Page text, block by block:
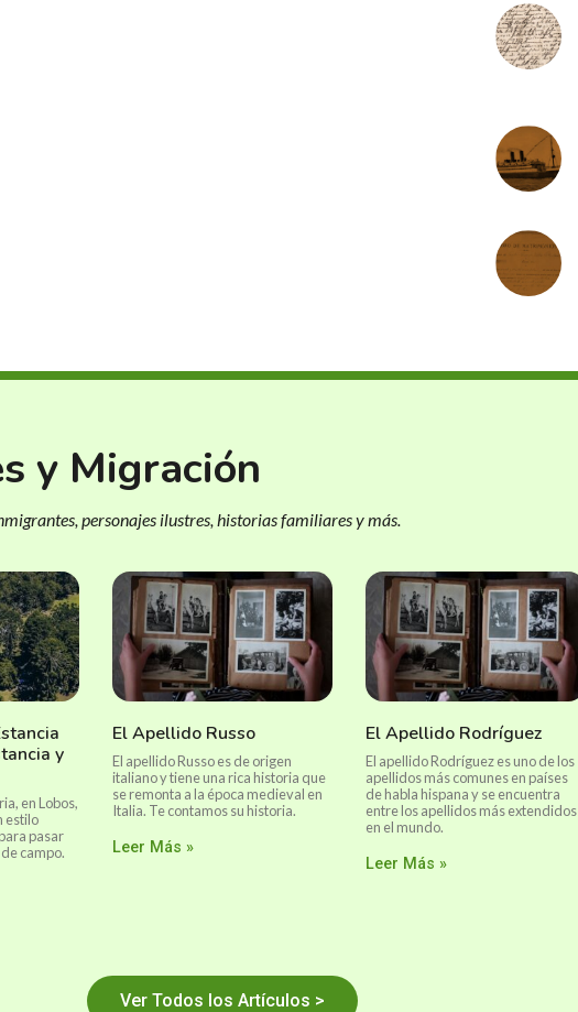
y Migración
personajes ilustres, historias familiares y más.
y
en Lobos,
estilo
pasar
campo.
El Apellido Russo
El apellido Russo es de origen
italiano y tiene una rica historia que
se remonta a la época medieval en
Italia. Te contamos su historia.
Leer Más »
El Apellido Rodríguez
El apellido Rodríguez es uno de los
apellidos más comunes en países
de habla hispana y se encuentra
entre los apellidos más extendidos
en el mundo.
Leer Más »
Ver Todos los Artículos >